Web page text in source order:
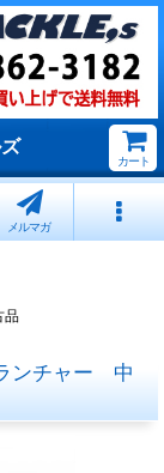
カート
メルマガ
品
ンチャー 中